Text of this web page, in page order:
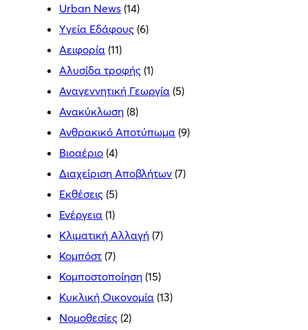
Urban News (14)
Yγεία Εδάφους (6)
Αειφορία (11)
Αλυσίδα τροφής (1)
Αναγεννητική Γεωργία (5)
Ανακύκλωση (8)
Ανθρακικό Αποτύπωμα (9)
Βιοαέριο (4)
Διαχείριση Αποβλήτων (7)
Εκθέσεις (5)
Ενέργεια (1)
Κλιματική Αλλαγή (7)
Κομπόστ (7)
Κομποστοποίηση (15)
Κυκλική Οικονομία (13)
Νομοθεσίες (2)